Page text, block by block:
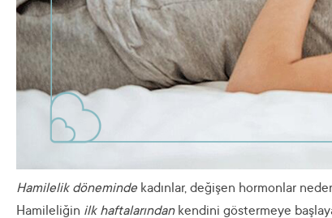
Hamilelik döneminde kadınlar, değişen hormonlar
Hamileliğin ilk haftalarındankendini göstermeye